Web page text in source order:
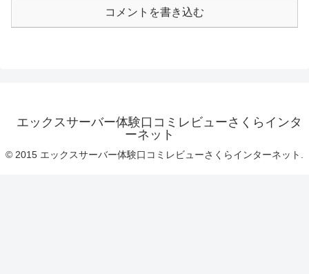
コメントを書き込む
エックスサーバー体験口コミレビューさくらインタ
ーネット
© 2015 エックスサーバー体験口コミレビューさくらインターネット.